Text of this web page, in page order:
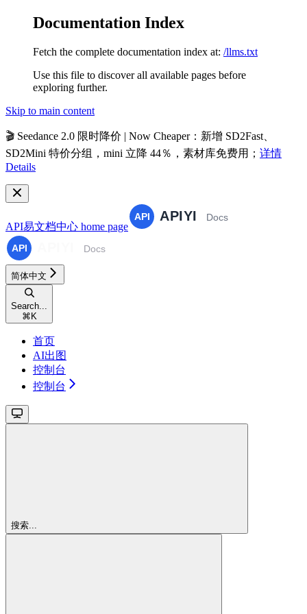
Documentation Index
Fetch the complete documentation index at: /llms.txt
Use this file to discover all available pages before
exploring further.
Skip to main content
🎬 Seedance 2.0 限时降价 | Now Cheaper：新增 SD2Fast、
SD2Mini 特价分组，mini 立降 44％，素材库免费用； 详情
Details
API易文档中心 home page
简体中文
Search...
⌘ K
首页
AI出图
控制台
控制台
搜索...